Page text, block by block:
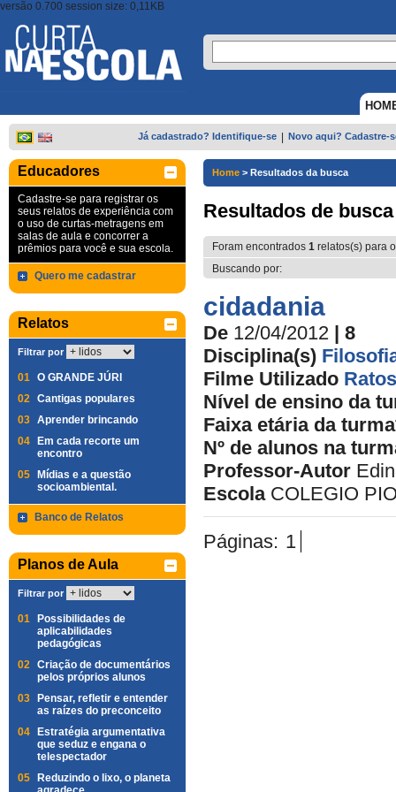
versão 0.700 session size: 0,11KB
Já cadastrado? Identifique-se Novo aqui? Cadastre-
Educadores
Cadastre-se para registrar os
seus relatos de experiência com
o uso de curtas-metragens em
salas de aula e concorrer a
prêmios para você e sua escola.
Quero me cadastrar
Relatos
Filtrar por
01 O GRANDE JÚRI
02 Cantigas populares
03 Aprender brincando
04
Em cada recorte um
encontro
05
Mídias e a questão
socioambiental.
Banco de Relatos
Planos de Aula
Filtrar por
01
Possibilidades de
aplicabilidades
pedagógicas
02 Criação de documentários
pelos próprios alunos
03
Pensar, refletir e entender
as raízes do preconceito
04
Estratégia argumentativa
que seduz e engana o
telespectador
05
Reduzindo o lixo, o planeta
Home > Resultados da busca
Resultados de busca
Foram encontrados 1 relatos(s) para
Buscando por:
cidadania
De 12/04/2012 | 8
Disciplina(s)
Filme Utilizado
Nível de ensino da
Faixa etária da
Nº de alunos na
Professor-Autor
Escola COLEGIO
Páginas: 1